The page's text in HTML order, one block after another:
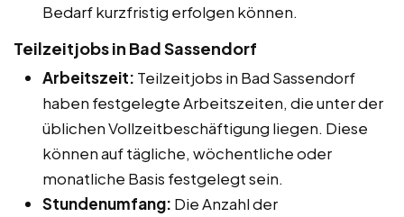
Bedarf kurzfristig erfolgen können.
Teilzeitjobs in Bad Sassendorf
Arbeitszeit: Teilzeitjobs in Bad Sassendorf
haben festgelegte Arbeitszeiten, die unter der
üblichen Vollzeitbeschäftigung liegen. Diese
können auf tägliche, wöchentliche oder
monatliche Basis festgelegt sein.
Stundenumfang: Die Anzahl der